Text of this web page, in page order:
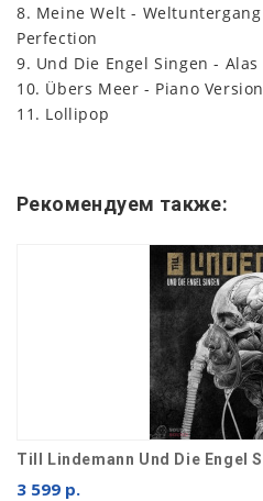
8. Meine Welt -
Perfection
9. Und Die Engel Singen -
10. Übers Meer - Piano Version
11. Lollipop
Рекомендуем также:
Till Lindemann Und Die Engel
3 599 р.